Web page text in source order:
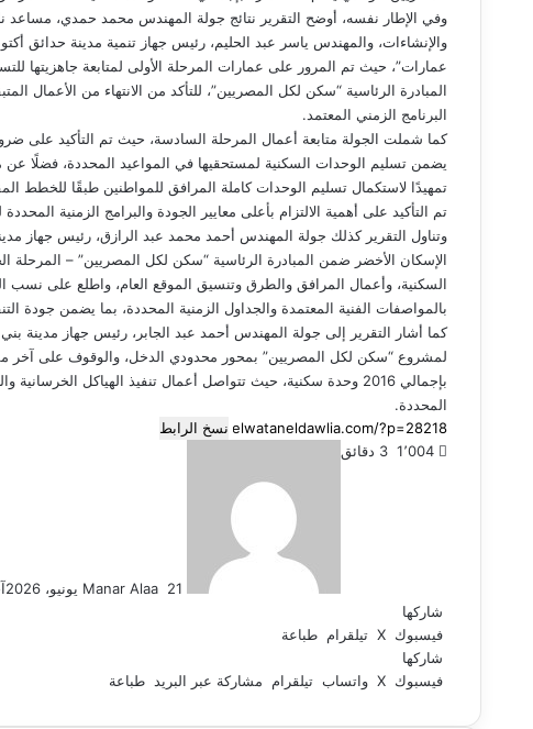
وفي الإطار نفسه، أوضح التقرير نتائج جولة المهندس محمد حمدي، مساعد
عمارات”، حيث تم المرور على عمارات المرحلة الأولى لمتابعة جاهزيتها
المبادرة الرئاسية “سكن لكل المصريين”، للتأكد من الانتهاء من الأعمال
البرنامج الزمني المعتمد.
كما شملت الجولة متابعة أعمال المرحلة السادسة، حيث تم التأكيد على
يضمن تسليم الوحدات السكنية لمستحقيها في المواعيد المحددة، فضلًا عن
تم التأكيد على أهمية الالتزام بأعلى معايير الجودة والبرامج الزمنية المحددة
وتناول التقرير كذلك جولة المهندس أحمد محمد عبد الرازق، رئيس جهاز
الإسكان الأخضر ضمن المبادرة الرئاسية “سكن لكل المصريين” – المرحلة
السكنية، وأعمال المرافق والطرق وتنسيق الموقع العام، واطلع على نسب
بالمواصفات الفنية المعتمدة والجداول الزمنية المحددة، بما يضمن جودة
كما أشار التقرير إلى جولة المهندس أحمد عبد الجابر، رئيس جهاز مدينة
بإجمالي 2016 وحدة سكنية، حيث تتواصل أعمال تنفيذ الهياكل
المحددة.
نسخ الرابط
Manar Alaa 21 يونيو، 2026
1٬004 3 دقائق
شاركها
فيسبوك ‫X تيلقرام طباعة
شاركها
فيسبوك ‫X واتساب تيلقرام مشاركة عبر البريد طباعة